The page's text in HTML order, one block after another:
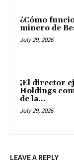
¿Cómo
minero de
July 29, 2026
¡El director
Holdings
de la...
July 29, 2026
LEAVE A REPLY